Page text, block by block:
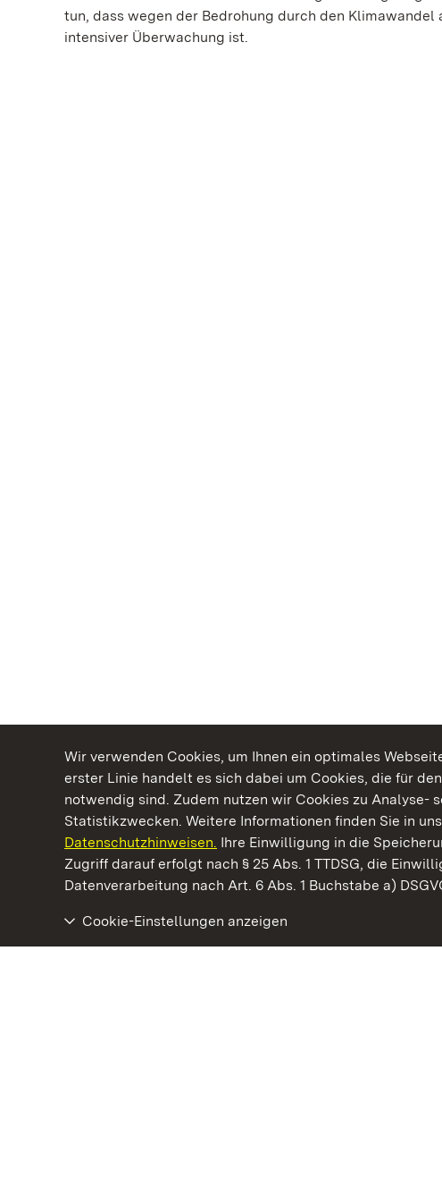
Wir verwenden Cookies, um Ihnen ein optimales
erster Linie handelt es sich dabei um Cookies, die für
notwendig sind. Zudem nutzen wir Cookies zu Analyse-
Statistikzwecken. Weitere Informationen finden Sie in
Datenschutzhinweisen. Ihre Einwilligung in die
Zugriff darauf erfolgt nach § 25 Abs. 1 TTDSG, die
Datenverarbeitung nach Art. 6 Abs. 1 Buchstabe a)
Cookie-Einstellungen anzeigen
tun, dass wegen der Bedrohung durch den
intensiver Überwachung ist.
Kommen. Staunen. Genießen.